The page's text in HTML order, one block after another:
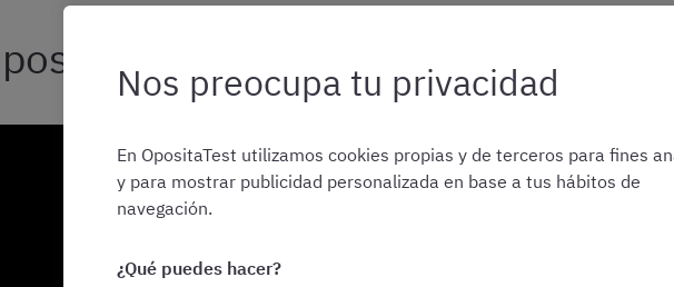
de Derecho se pueden
Nos preocupa tu privacidad
En OpositaTest utilizamos cookies propias y de terceros para fines
y para mostrar publicidad personalizada en base a tus hábitos de
navegación.
¿Qué puedes hacer?